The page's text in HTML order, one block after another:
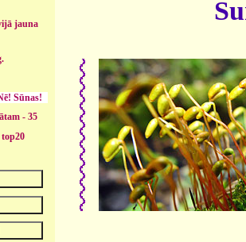
jauna
Sūnas!
- 35